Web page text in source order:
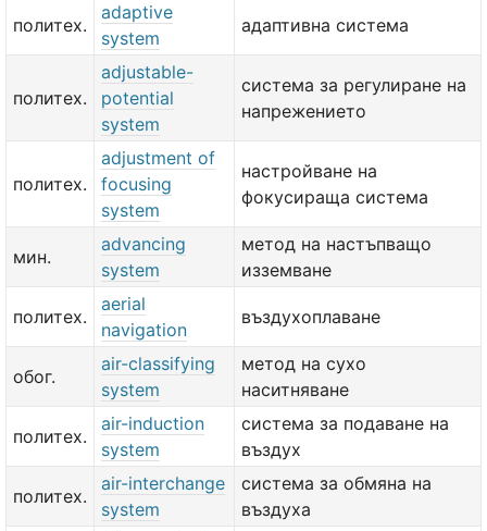
политех.
adaptive
system
адаптивна система
политех.
adjustable-
potential
system
система за регулиране на
напрежението
политех.
adjustment of
focusing
system
настройване на
фокусираща система
мин.
advancing
system
метод на настъпващо
изземване
политех.
aerial
navigation
въздухоплаване
обог.
air-classifying
system
метод на сухо
наситняване
политех.
air-induction
system
система за подаване на
въздух
политех.
air-interchange
system
система за обмяна на
въздуха